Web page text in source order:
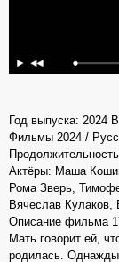
Год выпуска: 2024
Фильмы 2024 /
Актёры: Маша
Рома Зверь,
Вячеслав Кулаков,
Описание фильма
Мать говорит ей,
родилась.